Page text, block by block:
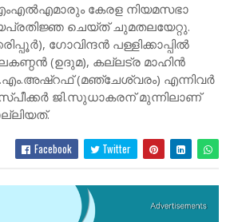
കേരള നിയമസഭാ
ചെയ്ത് ചുമതലയേറ്റു.
ഗോവിന്ദൻ പള്ളിക്കാപ്പിൽ
(ഉദുമ), കല്ലട്ര മാഹിൻ
(മഞ്ചേശ്വരം) എന്നിവർ
ജി.സുധാകരന് മുന്നിലാണ്
Facebook Twitter